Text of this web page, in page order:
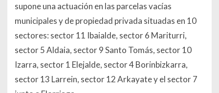
supone una actuación en las parcelas vacías
municipales y de propiedad privada situadas en 10
sectores: sector 11 Ibaialde, sector 6 Mariturri,
sector 5 Aldaia, sector 9 Santo Tomás, sector 10
Izarra, sector 1 Elejalde, sector 4 Borinbizkarra,
sector 13 Larrein, sector 12 Arkayate y el sector 7